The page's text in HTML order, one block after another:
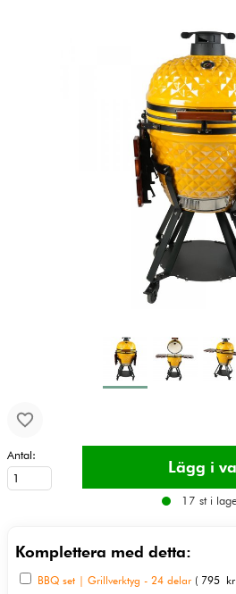
Antal:
17 st i
Komplettera med detta:
BBQ set | Grillverktyg - 24 delar ( 795